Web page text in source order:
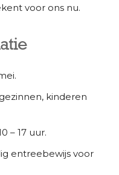
voor ons nu.
kinderen
– 17 uur.
entreebewijs voor